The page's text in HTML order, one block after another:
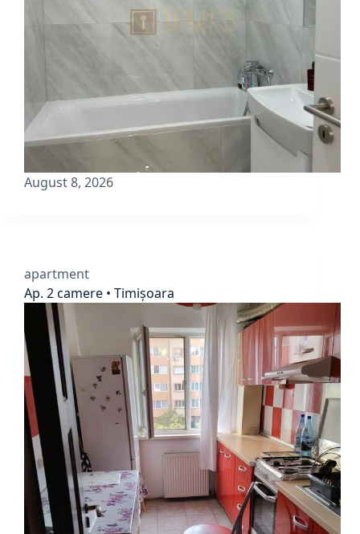
August 8, 2026
apartment
Ap. 2 camere • Timișoara